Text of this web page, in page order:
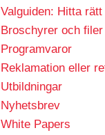
Valguiden: Hitta
Broschyrer och filer
Programvaror
Reklamation eller
Utbildningar
Nyhetsbrev
White Papers